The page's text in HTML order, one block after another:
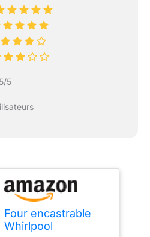
5
Four encastrable
Whirlpool